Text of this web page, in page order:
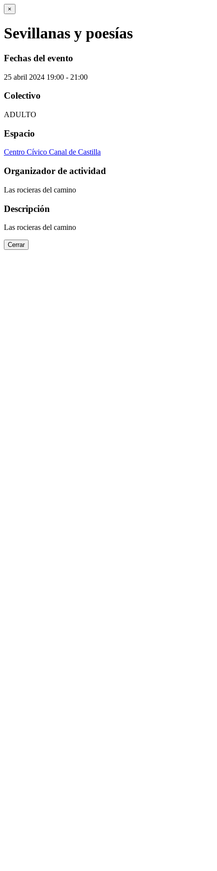
×
Sevillanas y poesías
Fechas del evento
25 abril 2024 19:00 - 21:00
Colectivo
ADULTO
Espacio
Centro Cívico Canal de Castilla
Organizador de actividad
Las rocieras del camino
Descripción
Las rocieras del camino
Cerrar